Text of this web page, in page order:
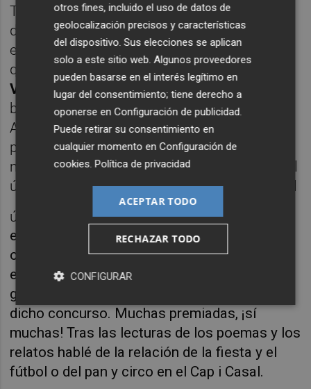
Tras esta breve introducción, el hecho de
desplazarme a Bétera fue motivado por la
entrega de premios de literatura en Valencià
que llevan por nombre Francesc Peris i
Valls
. El acto se realizó en el Blanc i Negre,
bonito y acogedor lugar. Lo recomiendo.
Aprovechando la jornada festiva de la colla
presenté ante la gran cantidad de asistentes
mi ensayo deLes Falles i el bar Torino
último en participar, de eso se trata, de ser el
último de la fila.
El trato recibido a la
editorial que represento por parte de la
organización fue exquisito. Volveré a Bétera
el próximo ejercicio. Me sorprendió
gratamente la alta participación femenina en
dicho concurso. Muchas premiadas, ¡sí
muchas! Tras las lecturas de los poemas y los
relatos hablé de la relación de la fiesta y el
fútbol o del pan y circo en el Cap i Casal.
otros fines, incluido el uso de datos de
geolocalización precisos y características
del dispositivo. Sus elecciones se aplican
solo a este sitio web. Algunos proveedores
pueden basarse en el interés legítimo en
lugar del consentimiento; tiene derecho a
oponerse enConfiguración de publicidad
Puede retirar su consentimiento en
cualquier momento enConfiguración de
cookies .Política de privacidad
ACEPTAR TODO
RECHAZAR TODO
CONFIGURAR